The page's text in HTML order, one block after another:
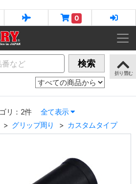
0
検索
リ：2件
全て表示
グリップ周り カスタムタイプ